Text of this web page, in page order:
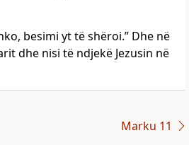
besimi yt të shëroi.” Dhe në
dhe nisi të ndjekë Jezusin në
Marku 11